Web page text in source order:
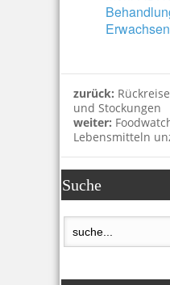
zurück:
und Stockungen
weiter:
Lebensmitteln
Suche